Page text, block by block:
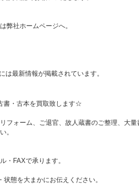
弊社ホームページへ。
は最新情報が掲載されています。
書・古本を買取致します☆
フォーム、ご退官、故人蔵書のご整理、大
。
・FAXで承ります。
態を大まかにお伝えください。